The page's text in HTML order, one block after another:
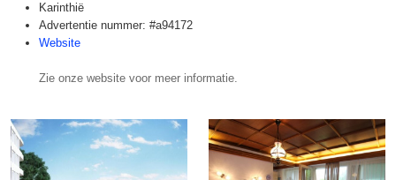
Karinthië
Advertentie nummer: #a94172
Website
Zie onze website voor meer informatie.